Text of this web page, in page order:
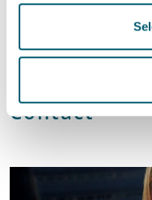
Deel dit artikel via
Contact